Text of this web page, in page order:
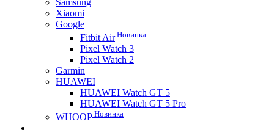
Xiaomi
Google
Fitbit AirНовинка
Pixel Watch 3
Pixel Watch 2
Garmin
HUAWEI
HUAWEI Watch GT 5
HUAWEI Watch GT 5 Pro
WHOOP Новинка